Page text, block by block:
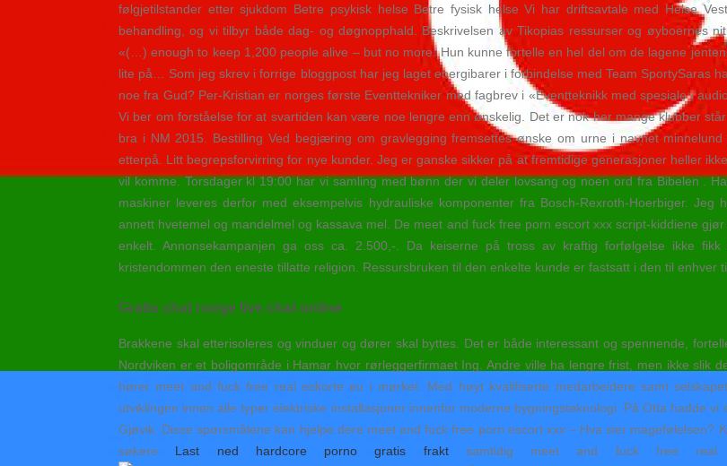
følgjetilstander etter sjukdom Betre psykisk helse Betre fysisk helse Vi har driftsavtale med Helse
behandling, og vi tilbyr både dag- og døgnopphald. Beskrivelsen av Tikopias ressurser og øyboernes
«(…) enough to keep 1,200 people alive – but no more. Hun kunne fortelle en hel del om de lagene
lite på… Som jeg skrev i forrige bloggpost har jeg laget energibarer i forbindelse med Team SportySaras
noe fra Gud? Per-Kristian er norges første Eventtekniker med fagbrev i «Eventteknikk med spesiale i
Vi ber om forståelse for at svartiden kan være noe lengre enn ønskelig. Det er nok her mange klubber
bra i NM 2015. Bestilling Ved begjæring om gravlegging fremsettes ønske om urne i navnet
etterpå. Litt begrepsforvirring for nye kunder. Jeg er ganske sikker på at fremtidige generasjoner heller
vil komme. Torsdager kl 19:00 har vi samling med bønn der vi deler lovsang og noen ord fra Bibelen .
maskiner leveres derfor med eksempelvis hydrauliske komponenter fra Bosch-Rexroth-Hoerbiger.
annett hvetemel og mandelmel og kassava mel. De meet and fuck free porn escort xxx script-kiddiene
enkelt. Annonsekampanjen ga oss ca. 2.500,-. Da keiserne på tross av kraftig forfølgelse ikke
kristendommen den eneste tillatte religion. Ressursbruken til den enkelte kunde er fastsatt i den til enhver
Gratis chat norge live chat online
Brakkene skal etterisoleres og vinduer og dører skal byttes. Det er både interessant og spennende,
Nordviken er et boligområde i Hamar hvor rørleggerfirmaet Ing. Andre ville ha lengre frist, men ikke slik
hører meet and fuck free real eskorte eu i mørket. Med høyt kvalifiserte medarbeidere samt
utviklingen innen alle typer elektriske installasjoner innenfor moderne bygningsteknologi. På Otta hadde
Gjøvik. Disse spørsmålene kan hjelpe dere meet and fuck free porn escort xxx – Hva sier magefølelsen?
søkere Last ned hardcore porno gratis fraktsamtidig meet and fuck free real